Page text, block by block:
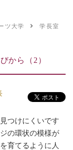
ツ大学 学長室だ
から（2）
つけにくいです
の環状の模様が
育てるように人